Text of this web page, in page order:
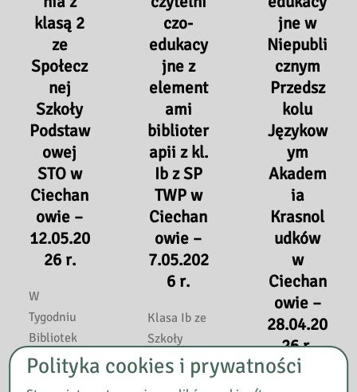
klasą 2
ze
Społecz
nej
Szkoły
Podstaw
owej
STO w
Ciechan
owie –
12.05.20
26 r.
W
Tygodniu
Bibliotek
odwiedziła
nas klasa 2
czo-
edukacy
jne z
element
ami
biblioter
apii z kl.
Ib z SP
TWP w
Ciechan
owie –
7.05.202
6 r.
Klasa Ib ze
Szkoły
Podstawow
ej TWP w
jne w
Niepubli
cznym
Przedsz
kolu
Językow
ym
Akadem
ia
Krasnol
udków
w
Ciechan
owie –
28.04.20
26 r.
Polityka cookies i prywatności